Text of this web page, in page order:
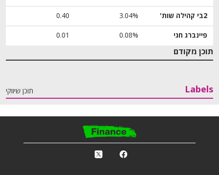
תוכן מקודם
2בי קהילה שות' 3.04%
0.40
פיינברג חגי 0.08%
0.01
Labels תוכן שיווקי